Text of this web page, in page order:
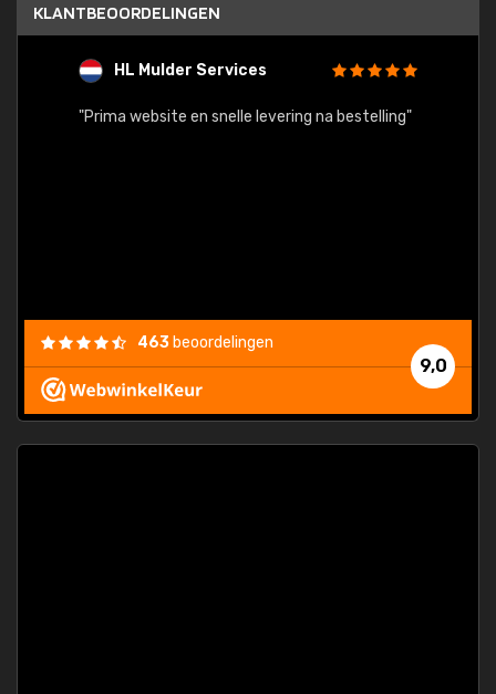
KLANTBEOORDELINGEN
HL Mulder Services
"Prima website en snelle levering na bestelling"
9,0
463 beoordelingen